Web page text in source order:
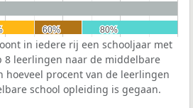
60%
60% 80%
80%
in iedere rij een schooljaar met
8 leerlingen naar de middelbare
hoeveel procent van de leerlingen
school opleiding is gegaan.